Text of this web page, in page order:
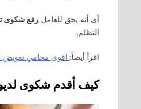
أي أنه يحق للعامل رفع شكوى
التظلم.
اقرأ أيضاً: اقوى محامي تعويض
كيف أقدم شكوى